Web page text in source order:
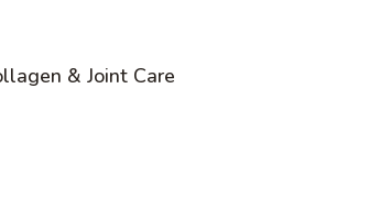
& Joint Care